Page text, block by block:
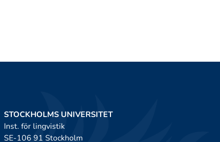
STOCKHOLMS UNIVERSITET
Inst. för lingvistik
SE-106 91 Stockholm